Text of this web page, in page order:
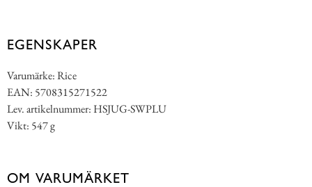
EGENSKAPER
Varumärke: Rice
EAN: 5708315271522
Lev. artikelnummer: HSJUG-SWPLU
Vikt: 547 g
OM VARUMÄRKET